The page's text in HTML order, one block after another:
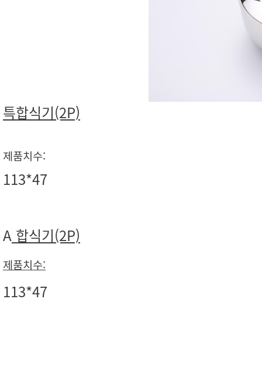
특합식기(2P)
제품치수:
113*47
A 합식기(2P)
​제품치수:
​113*47